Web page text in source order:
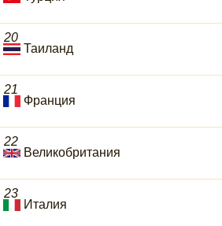
20
Таиланд
21
Франция
22
Великобритания
23
Италия